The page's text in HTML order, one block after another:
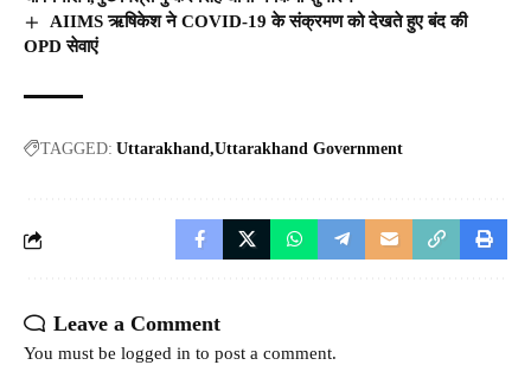
AIIMS ऋषिकेश ने COVID-19 के संक्रमण को देखते हुए बंद की
OPD सेवाएं
TAGGED: Uttarakhand Uttarakhand Government
Leave a Comment
You must be logged in to post a comment.